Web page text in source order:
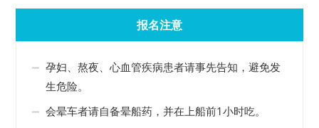
报名注意
孕妇、熬夜、心血管疾病患者请事先告知，避免发
生危险。
会晕车者请自备晕船药，并在上船前1小时吃。